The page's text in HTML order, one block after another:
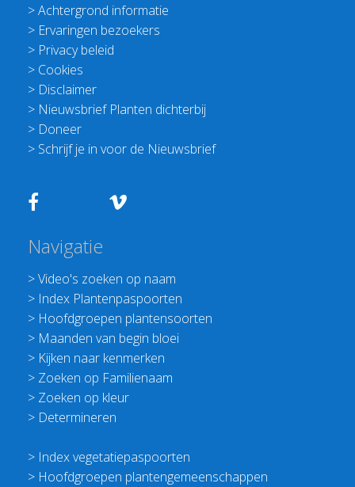
>Achtergrond informatie
> Ervaringen bezoekers
> Privacy beleid
> Cookies
> Disclaimer
> Nieuwsbrief Planten dichterbij
> Doneer
> Schrijf je in voor de Nieuwsbrief
Navigatie
>Video's zoeken op naam
> Index Plantenpaspoorten
> Hoofdgroepen plantensoorten
> Maanden van begin bloei
> Kijken naar kenmerken
> Zoeken op Familienaam
> Zoeken op kleur
> Determineren
> Index vegetatiepaspoorten
> Hoofdgroepen plantengemeenschappen